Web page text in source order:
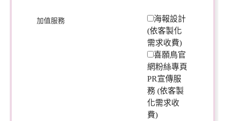
加值服務
海報設計
(依客製化
需求收費)
喜願鳥官
網粉絲專頁
PR宣傳服
務 (依客製
化需求收
費)